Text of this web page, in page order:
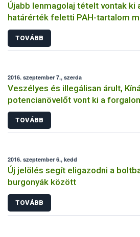
Újabb lenmagolaj tételt vontak ki
határérték feletti PAH-tartalom
TOVÁBB
2016. szeptember 7., szerda
Veszélyes és illegálisan árult,
potencianövelőt vont ki a
TOVÁBB
2016. szeptember 6., kedd
Új jelölés segít eligazodni a
burgonyák között
TOVÁBB